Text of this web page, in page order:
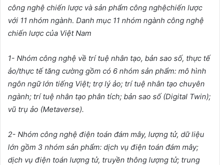
công nghệ chiến lược và sản phẩm công nghệchiến lược
với 11 nhóm ngành. Danh mục 11 nhóm ngành công nghệ
chiến lược của Việt Nam
1- Nhóm công nghệ về trí tuệ nhân tạo, bản sao số, thực tế
ảo/thực tếtăng cường gồm có 6 nhóm sản phẩm: mô hình
ngôn ngữlớn tiếng Việt; trợlýảo; trí tuệ nhân tạo chuyên
ngành; trí tuệ nhân tạo phân tích; bản sao số(Digital Twin);
vũ trụ ảo (Metaverse).
2- Nhóm công nghệ điện toán đám mây, lượng tử, dữliệu
lớn gồm 3 nhóm sản phẩm: dịch vụ điện toán đám mây;
dịch vụ điện toán lượng tử, truyền thông lượng tử; trung